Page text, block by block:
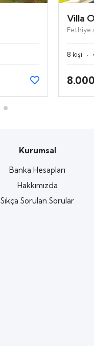
Villa
Fethiye
8 kişi ·
Kurumsal
Banka Hesapları
Hakkımızda
Sıkça Sorulan Sorular